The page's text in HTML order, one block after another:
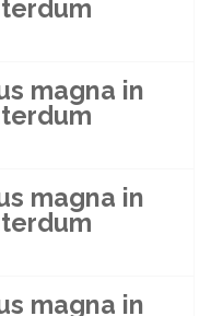
magna in
magna in
magna in